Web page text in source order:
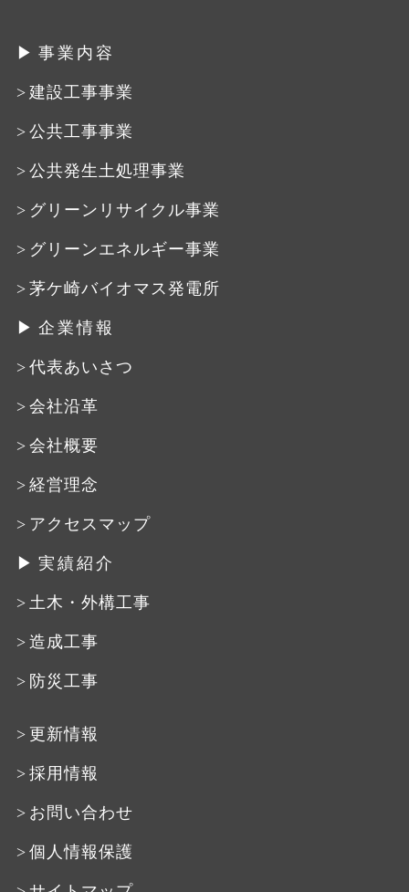
事業内容
建設工事事業
公共工事事業
公共発生土処理事業
グリーンリサイクル事業
グリーンエネルギー事業
茅ケ崎バイオマス発電所
企業情報
代表あいさつ
会社沿革
会社概要
経営理念
アクセスマップ
実績紹介
土木・外構工事
造成工事
防災工事
更新情報
採用情報
お問い合わせ
個人情報保護